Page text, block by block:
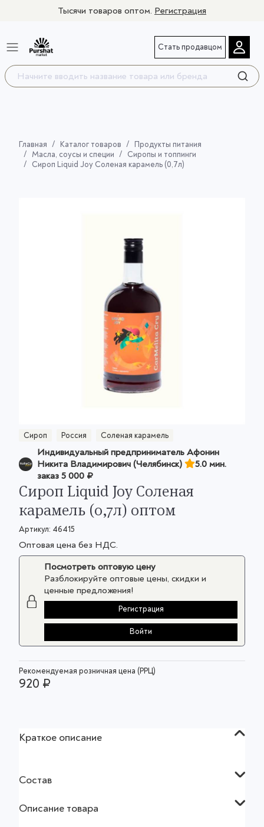
Тысячи товаров оптом. Регистрация
Стать продавцом
Главная Каталог товаров
Продукты питания
Масла, соусы и специи
Сиропы и топпинги
Сироп Liquid Joy Соленая карамель (0,7л)
Сироп Россия Соленая карамель
Индивидуальный предприниматель Афонин
Никита Владимирович (Челябинск)
5.0 мин.
заказ 5 000 ₽
Сироп Liquid Joy Соленая
карамель (0,7л) оптом
Артикул: 46415
Оптовая цена без НДС.
Посмотреть оптовую цену
Разблокируйте оптовые цены, скидки и
ценные предложения!
Регистрация
Войти
Рекомендуемая розничная цена (РРЦ)
920 ₽
Краткое описание
Состав
Описание товара